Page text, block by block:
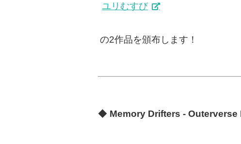
ユリむすび
の2作品を頒布します！
◆ Memory Drifters - Outerverse